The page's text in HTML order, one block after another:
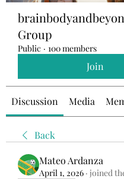
Group
Public · 100 members
Join
Discussion Media
Back
Mateo Ardanza
April 1, 2026 · joined